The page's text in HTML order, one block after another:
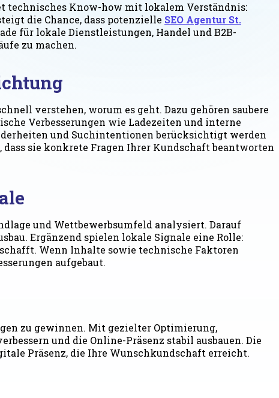
technisches Know-how mit lokalem Verständnis:
die Chance, dass potenzielle SEO Agentur St.
für lokale Dienstleistungen, Handel und B2B-
zu machen.
verstehen, worum es geht. Dazu gehören saubere
Verbesserungen wie Ladezeiten und interne
und Suchintentionen berücksichtigt werden
sie konkrete Fragen Ihrer Kundschaft beantworten
und Wettbewerbsumfeld analysiert. Darauf
Ergänzend spielen lokale Signale eine Rolle:
Wenn Inhalte sowie technische Faktoren
aufgebaut.
zu gewinnen. Mit gezielter Optimierung,
und die Online-Präsenz stabil ausbauen. Die
Präsenz, die Ihre Wunschkundschaft erreicht.